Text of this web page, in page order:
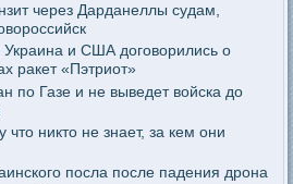
через Дарданеллы судам,
Украина и США договорились о
ракет «Пэтриот»
по Газе и не выведет войска до
никто не знает, за кем они
посла после падения дрона